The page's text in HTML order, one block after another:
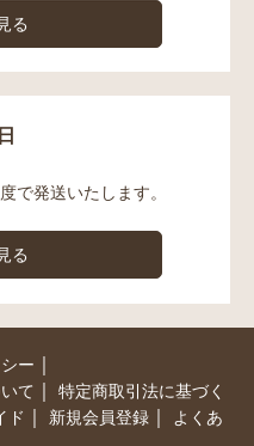
る
で発送いたします。
る
ー ｜
て ｜ 特定商取引法に基づく
ド ｜ 新規会員登録 ｜
よくあ